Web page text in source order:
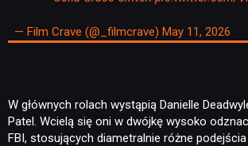
NEWSY
— Film Crave (@_filmcrave) May 11, 2026
W głównych rolach wystąpią Danielle
Patel. Wcielą się oni w dwójkę wysoko
FBI, stosujących diametralnie różne